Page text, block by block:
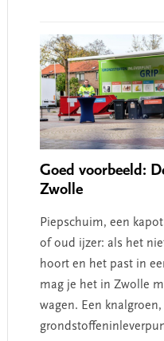
Goed voorbeeld:
Zwolle
Piepschuim, een
of oud ijzer: als het
hoort en het past in
mag je het in Zwolle
wagen. Een knalgroen,